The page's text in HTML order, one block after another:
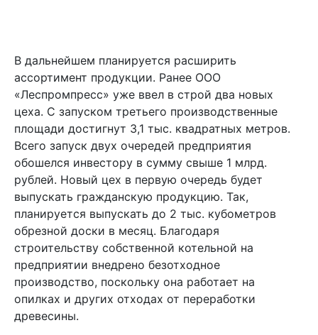
В дальнейшем планируется расширить
ассортимент продукции. Ранее ООО
«Леспромпресс» уже ввел в строй два новых
цеха. С запуском третьего производственные
площади достигнут 3,1 тыс. квадратных метров.
Всего запуск двух очередей предприятия
обошелся инвестору в сумму свыше 1 млрд.
рублей. Новый цех в первую очередь будет
выпускать гражданскую продукцию. Так,
планируется выпускать до 2 тыс. кубометров
обрезной доски в месяц. Благодаря
строительству собственной котельной на
предприятии внедрено безотходное
производство, поскольку она работает на
опилках и других отходах от переработки
древесины.